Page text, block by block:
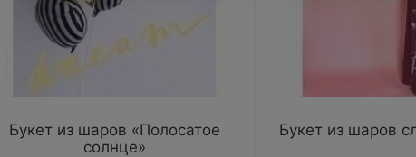
Букет из шаров «Полосатое
солнце»
Букет из шаров